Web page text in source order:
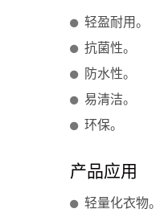
轻盈耐用。
抗菌性。
防水性。
易清洁。
环保。
产品应用
轻量化衣物。